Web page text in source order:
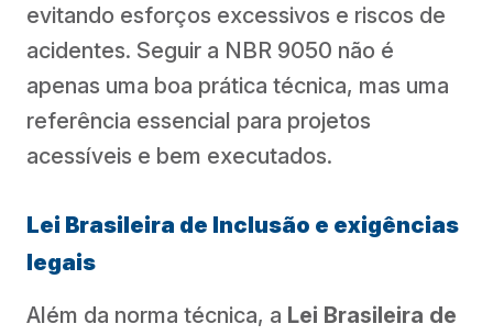
evitando esforços excessivos e riscos de
acidentes. Seguir a NBR 9050 não é
apenas uma boa prática técnica, mas uma
referência essencial para projetos
acessíveis e bem executados.
Lei Brasileira de Inclusão e exigências
legais
Além da norma técnica, a Lei Brasileira de